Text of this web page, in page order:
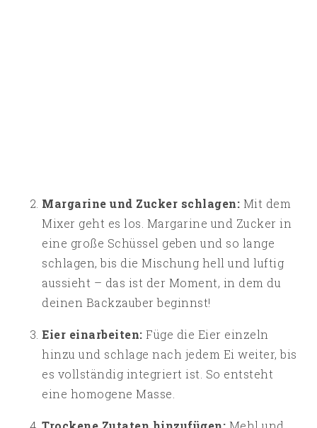
Margarine und Zucker schlagen: Mit dem
Mixer geht es los. Margarine und Zucker in
eine große Schüssel geben und so lange
schlagen, bis die Mischung hell und luftig
aussieht – das ist der Moment, in dem du
deinen Backzauber beginnst!
Eier einarbeiten: Füge die Eier einzeln
hinzu und schlage nach jedem Ei weiter, bis
es vollständig integriert ist. So entsteht
eine homogene Masse.